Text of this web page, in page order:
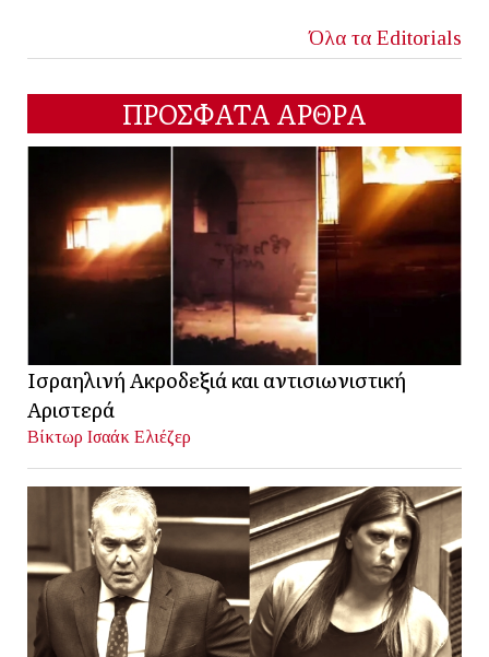
Όλα τα Editorials
ΠΡΟΣΦΑΤΑ ΑΡΘΡΑ
Ισραηλινή Ακροδεξιά και αντισιωνιστική
Αριστερά
Βίκτωρ Ισαάκ Ελιέζερ